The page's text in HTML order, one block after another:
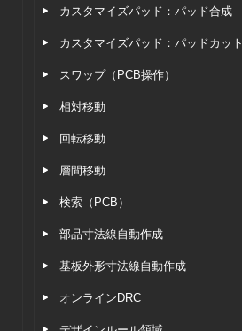
カスタマイズパッド：パッド合成
カスタマイズパッド：パッドカット
スワップ（PCB操作）
相対移動
回転移動
層間移動
検索（PCB）
部品寸法線自動作成
基板外形寸法線自動作成
オンラインDRC